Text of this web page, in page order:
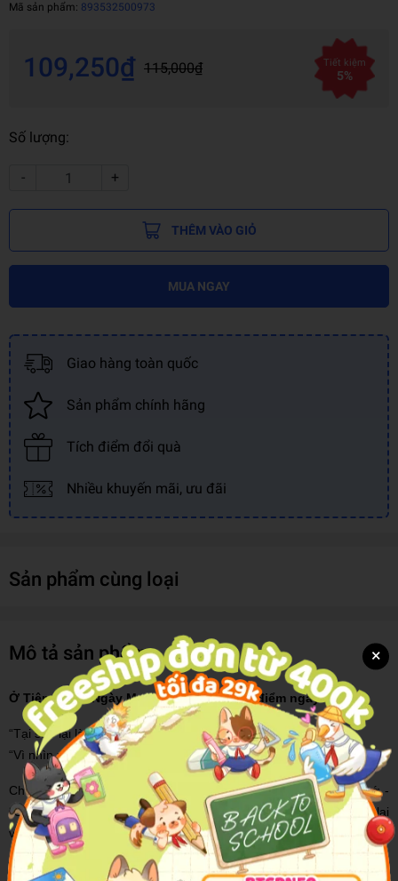
Mã sản phẩm: 893532500973
109,250₫ 115,000₫ Tiết kiệm
5%
Số lượng:
- +
THÊM VÀO GIỎ
MUA NGAY
Giao hàng toàn quốc
Sản phẩm chính hãng
Tích điểm đổi quà
Nhiều khuyến mãi, ưu đãi
Sản phẩm cùng loại
Mô tả sản phẩm
Ở Tiệm Bánh Ngày Mai - Sắc màu nào tô điểm ngày mai?
“Tại sao lại là tiệm bánh “Ngày Mai” thế?”
“Vì nhìn xem, hôm nay mình đã chuẩn bị gì cho nó đâu nào!”
Chuyển mình từ series truyện tranh đời thường gây nhung nhớ -
“Chuyện vặt của Múc”, cô nàng Múc dễ thương hài hước đã trở lại
với cuốn sách hoàn toàn mới, không phải về những mẩu chuyện
nhí nhố hàng ngày chúng ta từng quen thuộc, mà là về một tiệm
bánh đặc biệt mang tên “Ngày Mai”. Tiệm bánh này không hề có
×